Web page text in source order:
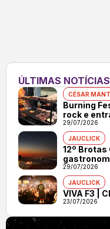
ÚLTIMAS NOTÍCIAS
CÉSAR
Burning
rock e
29/07/2026
JAUCLICK
12º
29/07/2026
JAUCLICK
VIVA F3 |
23/07/2026